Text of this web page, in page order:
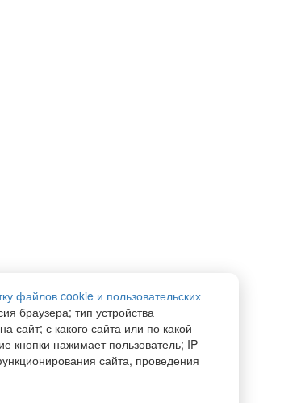
файлов cookie и пользовательских
браузера; тип устройства
сайт; с какого сайта или по какой
кнопки нажимает пользователь; IP-
сайта, проведения